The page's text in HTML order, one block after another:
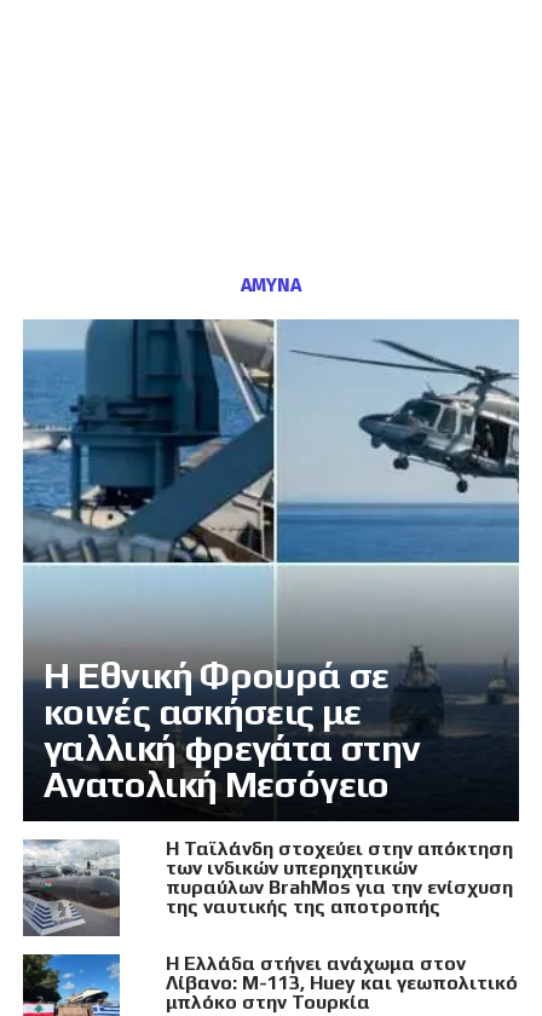
ΑΜΥΝΑ
Η Εθνική Φρουρά σε
κοινές ασκήσεις με
γαλλική φρεγάτα στην
Ανατολική Μεσόγειο
Η Ταϊλάνδη στοχεύει στην απόκτηση
των ινδικών υπερηχητικών
πυραύλων BrahMos για την ενίσχυση
της ναυτικής της αποτροπής
Η Ελλάδα στήνει ανάχωμα στον
Λίβανο: M-113, Huey και γεωπολιτικό
μπλόκο στην Τουρκία